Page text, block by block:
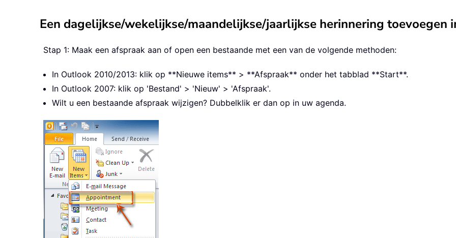
Een dagelijkse/wekelijkse/maandelijkse/jaarlijkse herinnering toevoegen
Stap 1: Maak een afspraak aan of open een bestaande met een van de volgende methoden:
In Outlook 2010/2013: klik op **Nieuwe items** > **Afspraak** onder het tabblad **Start**.
In Outlook 2007: klik op 'Bestand' > 'Nieuw' > 'Afspraak'.
Wilt u een bestaande afspraak wijzigen? Dubbelklik er dan op in uw agenda.